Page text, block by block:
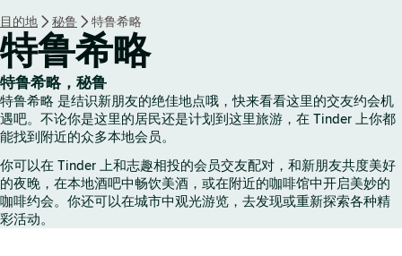
页
目的地 秘鲁 特鲁希略
特鲁希略
特鲁希略，秘鲁
特鲁希略 是结识新朋友的绝佳地点哦，快来看看这里的交友约会机
遇吧。不论你是这里的居民还是计划到这里旅游，在 Tinder 上你都
能找到附近的众多本地会员。
你可以在 Tinder 上和志趣相投的会员交友配对，和新朋友共度美好
的夜晚，在本地酒吧中畅饮美酒，或在附近的咖啡馆中开启美妙的
咖啡约会。你还可以在城市中观光游览，去发现或重新探索各种精
彩活动。